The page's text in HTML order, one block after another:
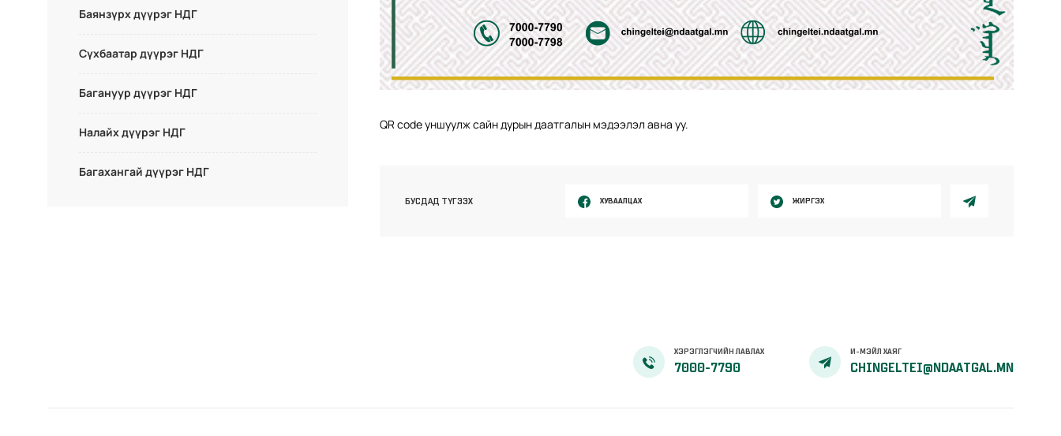
Баянзүрх дүүрэг НДГ
Сүхбаатар дүүрэг НДГ
Багануур дүүрэг НДГ
Налайх дүүрэг НДГ
Багахангай дүүрэг НДГ
QR code уншуулж сайн дурын даатгалын мэдээлэл авна уу.
БУСДАД ТҮГЭЭХ ХУВААЛЦАХ ЖИРГЭХ
ХЭРЭГЛЭГЧИЙН ЛАВЛАХ
7000-7790
И-МЭЙЛ ХАЯГ
CHINGELTEI@NDAATGAL.MN